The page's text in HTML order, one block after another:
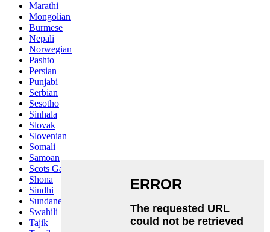
Marathi
Mongolian
Burmese
Nepali
Norwegian
Pashto
Persian
Punjabi
Serbian
Sesotho
Sinhala
Slovak
Slovenian
Somali
Samoan
Scots Gaelic
Shona
Sindhi
Sundanese
Swahili
Tajik